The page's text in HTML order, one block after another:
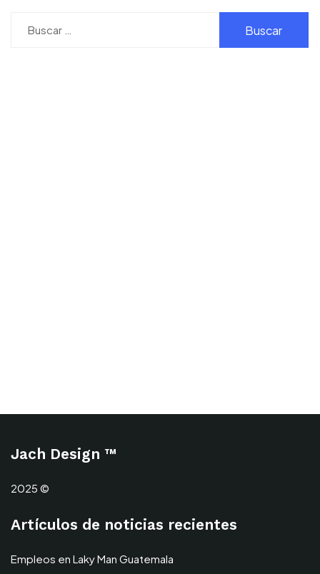
Jach Design ™
2025 ©
Artículos de noticias recientes
Empleos en Laky Man Guatemala